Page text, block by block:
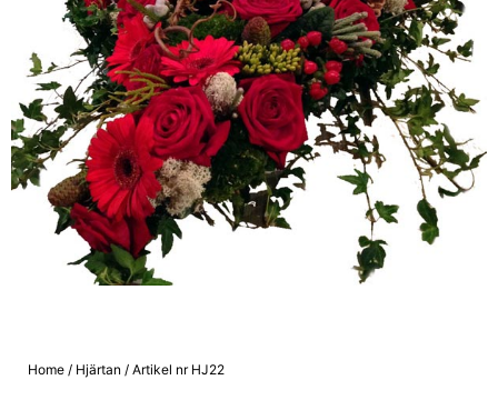
Home / Hjärtan / Artikel nr HJ22